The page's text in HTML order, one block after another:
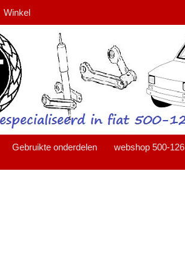
Winkel
Gebruikte onderdelen webshop 500-126